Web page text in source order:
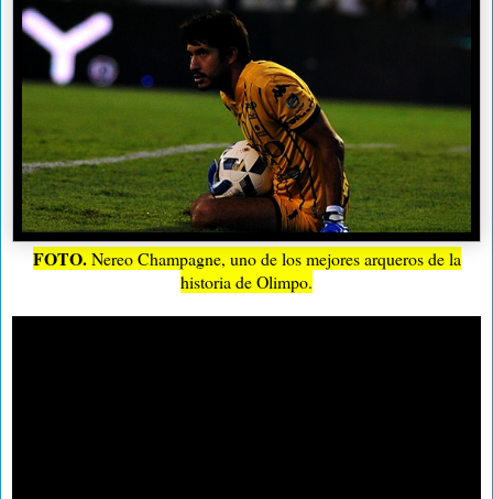
FOTO.Nereo Champagne, uno de los mejores arqueros de la
historia de Olimpo.